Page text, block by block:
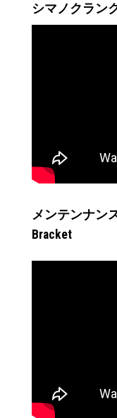
シマノクラン
メンテンナン
Bracket